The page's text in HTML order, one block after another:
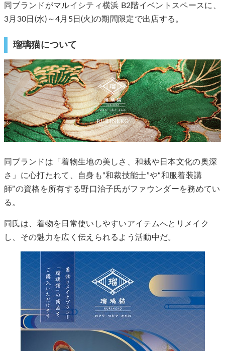
同ブランドがマルイシティ横浜 B2階イベントスペースに、
3月30日(水)～4月5日(火)の期間限定で出店する。
瑠璃猫について
同ブランドは「着物生地の美しさ、和裁や日本文化の奥深
さ」に心打たれて、自身も“和裁技能士”や“和服着装講
師”の資格を所有する野口治子氏がファウンダーを務めてい
る。
同氏は、着物を日常使いしやすいアイテムへとリメイク
し、その魅力を広く伝えられるよう活動中だ。